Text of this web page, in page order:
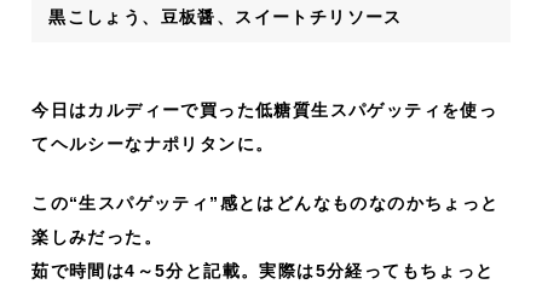
黒こしょう、豆板醤、スイートチリソース
今日はカルディーで買った低糖質生スパゲッティを使っ
てヘルシーなナポリタンに。
この“生スパゲッティ”感とはどんなものなのかちょっと
楽しみだった。
茹で時間は4～5分と記載。実際は5分経ってもちょっと